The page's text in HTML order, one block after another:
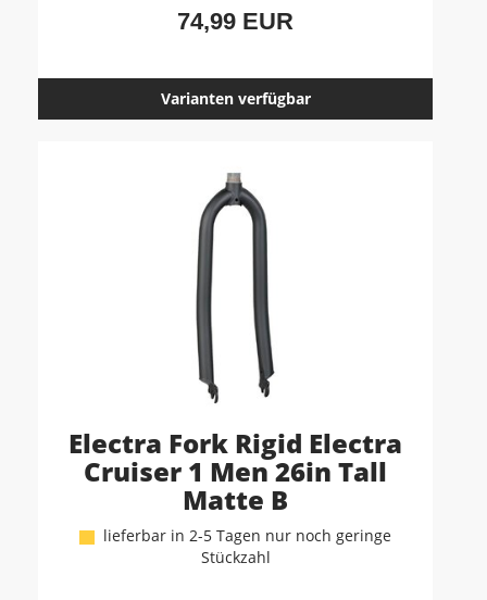
74,99 EUR
Varianten verfügbar
Electra Fork Rigid Electra
Cruiser 1 Men 26in Tall
Matte B
lieferbar in 2-5 Tagen nur noch geringe
Stückzahl